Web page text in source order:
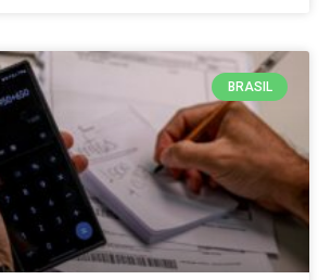
BRASIL